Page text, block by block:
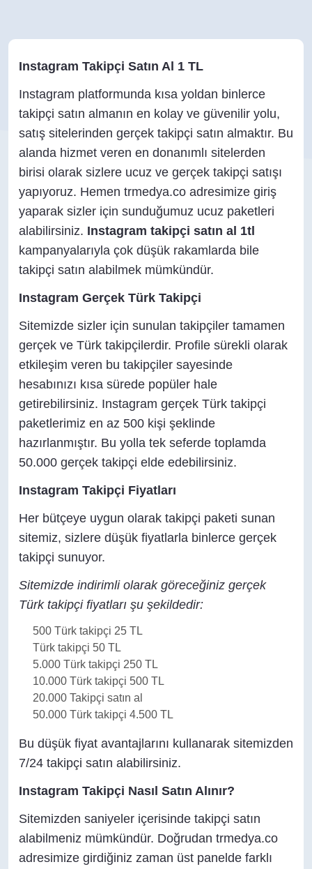
Instagram Takipçi Satın Al 1 TL
Instagram platformunda kısa yoldan binlerce
takipçi satın almanın en kolay ve güvenilir yolu,
satış sitelerinden gerçek takipçi satın almaktır. Bu
alanda hizmet veren en donanımlı sitelerden
birisi olarak sizlere ucuz ve gerçek takipçi satışı
yapıyoruz. Hemen trmedya.co adresimize giriş
yaparak sizler için sunduğumuz ucuz paketleri
alabilirsiniz. Instagram takipçi satın al 1tl
kampanyalarıyla çok düşük rakamlarda bile
takipçi satın alabilmek mümkündür.
Instagram Gerçek Türk Takipçi
Sitemizde sizler için sunulan takipçiler tamamen
gerçek ve Türk takipçilerdir. Profile sürekli olarak
etkileşim veren bu takipçiler sayesinde
hesabınızı kısa sürede popüler hale
getirebilirsiniz. Instagram gerçek Türk takipçi
paketlerimiz en az 500 kişi şeklinde
hazırlanmıştır. Bu yolla tek seferde toplamda
50.000 gerçek takipçi elde edebilirsiniz.
Instagram Takipçi Fiyatları
Her bütçeye uygun olarak takipçi paketi sunan
sitemiz, sizlere düşük fiyatlarla binlerce gerçek
takipçi sunuyor.
Sitemizde indirimli olarak göreceğiniz gerçek
Türk takipçi fiyatları şu şekildedir:
500 Türk takipçi 25 TL
Türk takipçi 50 TL
5.000 Türk takipçi 250 TL
10.000 Türk takipçi 500 TL
20.000 Takipçi satın al
50.000 Türk takipçi 4.500 TL
Bu düşük fiyat avantajlarını kullanarak sitemizden
7/24 takipçi satın alabilirsiniz.
Instagram Takipçi Nasıl Satın Alınır?
Sitemizden saniyeler içerisinde takipçi satın
alabilmeniz mümkündür. Doğrudan trmedya.co
adresimize girdiğiniz zaman üst panelde farklı